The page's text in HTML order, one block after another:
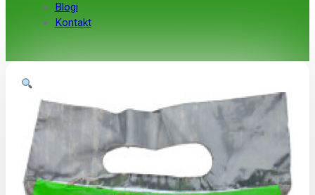
Blogi
Kontakt